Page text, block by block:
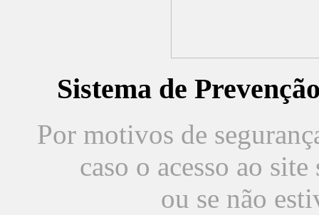
Sistema de
Por motivos de
caso o acesso ao
ou se não